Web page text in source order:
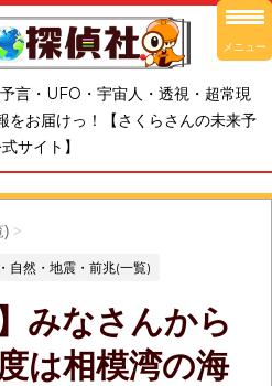
言・UFO・宇宙人・透視・超常現
をお届けっ！【さくらさんの未来予
サイト】
) >
自然・地震・前兆(一覧)
みなさんから
は相模湾の海
メニュー